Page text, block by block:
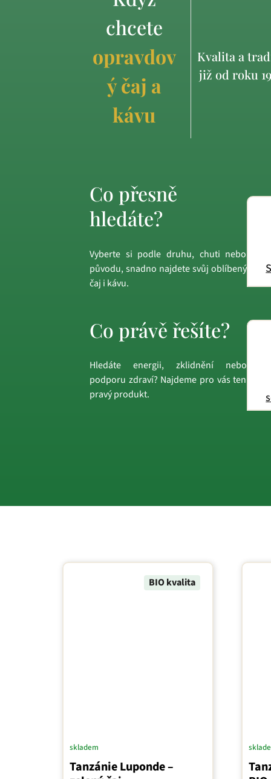
chcete
opravdov
ý čaj a
kávu
Kvalita a
již od roku
Co přesně
hledáte?
Vyberte si podle druhu, chuti nebo
původu, snadno najdete svůj oblíbený
čaj i kávu.
Co právě řešíte?
Hledáte energii, zklidnění nebo
podporu zdraví? Najdeme pro vás ten
pravý produkt.
BIO kvalita
Tanzánie Luponde –
skladem